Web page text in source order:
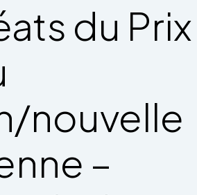
du Prix
nouvelle
–